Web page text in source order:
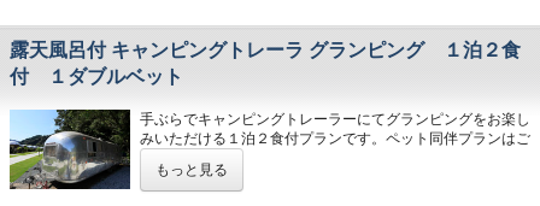
クステーキ／豚肉／鶏肉／ぐるぐるウインナー／川魚の塩焼
き/ガーリックポテト／焼き野菜／焼きおにぎり／焼きバナ
ナ
・ホットサンド／野菜サラダ／ヨーグルト／フルーツジュ
ース
※お飲み物は付いておりません。各自でお持ちいただくか、
フロントにてお買い求めください。
露天風呂付 キャンピングトレーラ グランピング １泊２食
付 １ダブルベット
手ぶらでキャンピングトレーラーにてグランピングをお楽し
みいただける１泊２食付プランです。ペット同伴プランはご
BBQの食材、BBQガスグリル、食器などはすべてご用意い
もっと見る